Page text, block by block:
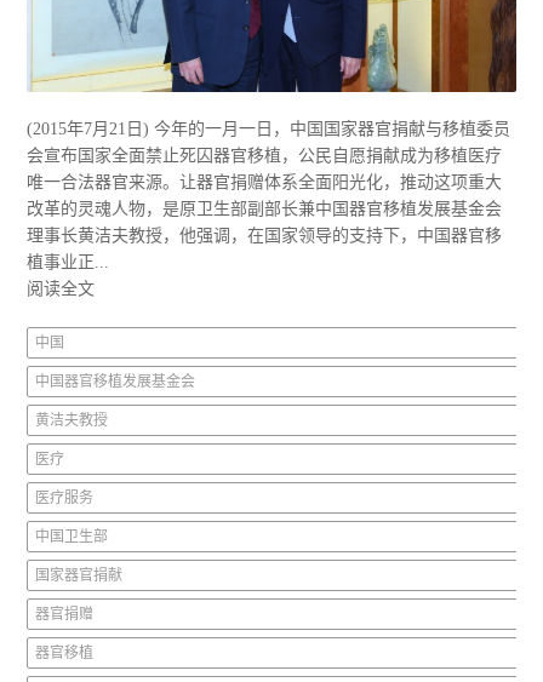
(2015年7月21日) 今年的一月一日，中国国家器官捐献与移植委员
会宣布国家全面禁止死囚器官移植，公民自愿捐献成为移植医疗
唯一合法器官来源。让器官捐赠体系全面阳光化，推动这项重大
改革的灵魂人物，是原卫生部副部长兼中国器官移植发展基金会
理事长黄洁夫教授，他强调，在国家领导的支持下，中国器官移
植事业正...
阅读全文
中国
中国器官移植发展基金会
黄洁夫教授
医疗
医疗服务
中国卫生部
国家器官捐献
器官捐赠
器官移植